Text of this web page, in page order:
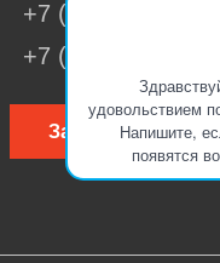
удовольствием
Напишите,
появятся
+7 (473) 269-41-51
+7 (473) 200-70-00
Заказать звонок